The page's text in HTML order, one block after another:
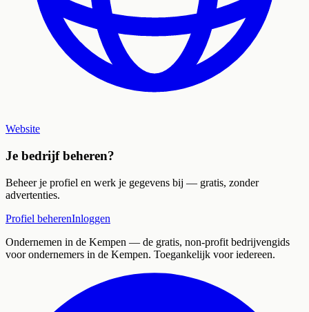
Website
Je bedrijf beheren?
Beheer je profiel en werk je gegevens bij — gratis, zonder
advertenties.
Profiel beherenInloggen
Ondernemen in de Kempen — de gratis, non-profit bedrijvengids
voor ondernemers in de Kempen. Toegankelijk voor iedereen.